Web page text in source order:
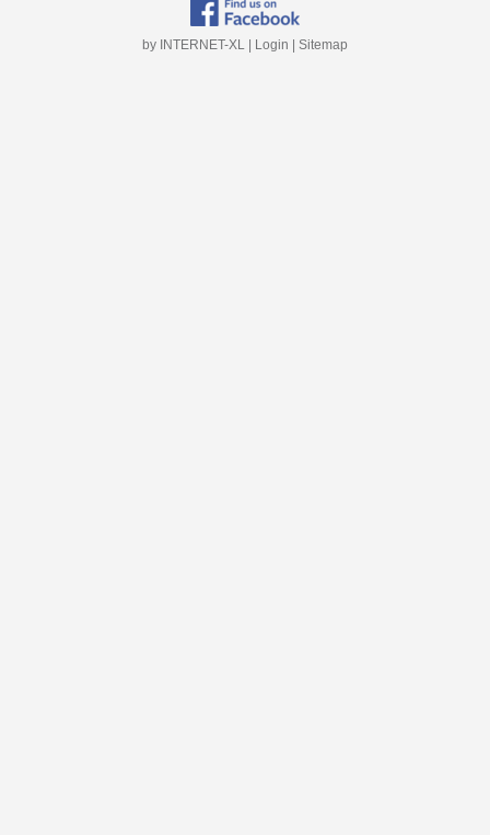
by INTERNET-XL Login Sitemap